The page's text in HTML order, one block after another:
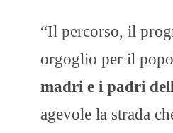
“Il percorso, il
orgoglio per il
madri e i padri
agevole la strada